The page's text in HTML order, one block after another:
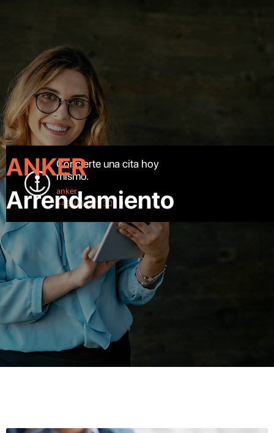
ANKER
Arrendamiento
Concierte una cita hoy
mismo.
+49 (0) 521 301 0
anker